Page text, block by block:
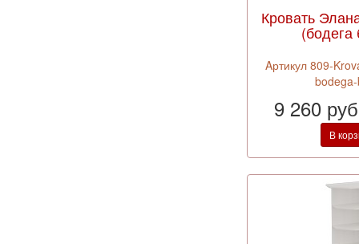
Кровать
(бодега
Aртикул 809-
9 260
В